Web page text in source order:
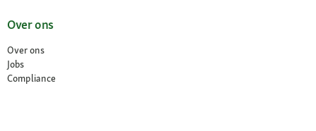
Over ons
Over ons
Jobs
Compliance